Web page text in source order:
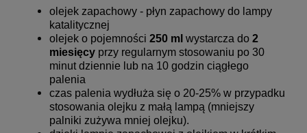
olejek zapachowy - płyn zapachowy do lampy
katalitycznej
olejek o pojemności 250 ml wystarcza do 2
miesięcy przy regularnym stosowaniu po 30
minut dziennie lub na 10 godzin ciągłego
palenia
czas palenia wydłuża się o 20-25% w przypadku
stosowania olejku z małą lampą (mniejszy
palniki zużywa mniej olejku).